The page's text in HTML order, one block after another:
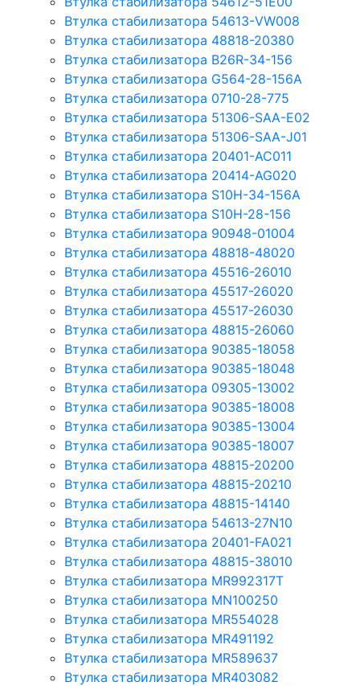
Втулка стабилизатора 54613-VW008
Втулка стабилизатора 48818-20380
Втулка стабилизатора B26R-34-156
Втулка стабилизатора G564-28-156A
Втулка стабилизатора 0710-28-775
Втулка стабилизатора 51306-SAA-E02
Втулка стабилизатора 51306-SAA-J01
Втулка стабилизатора 20401-AC011
Втулка стабилизатора 20414-AG020
Втулка стабилизатора S10H-34-156A
Втулка стабилизатора S10H-28-156
Втулка стабилизатора 90948-01004
Втулка стабилизатора 48818-48020
Втулка стабилизатора 45516-26010
Втулка стабилизатора 45517-26020
Втулка стабилизатора 45517-26030
Втулка стабилизатора 48815-26060
Втулка стабилизатора 90385-18058
Втулка стабилизатора 90385-18048
Втулка стабилизатора 09305-13002
Втулка стабилизатора 90385-18008
Втулка стабилизатора 90385-13004
Втулка стабилизатора 90385-18007
Втулка стабилизатора 48815-20200
Втулка стабилизатора 48815-20210
Втулка стабилизатора 48815-14140
Втулка стабилизатора 54613-27N10
Втулка стабилизатора 20401-FA021
Втулка стабилизатора 48815-38010
Втулка стабилизатора MR992317T
Втулка стабилизатора MN100250
Втулка стабилизатора MR554028
Втулка стабилизатора MR491192
Втулка стабилизатора MR589637
Втулка стабилизатора MR403082